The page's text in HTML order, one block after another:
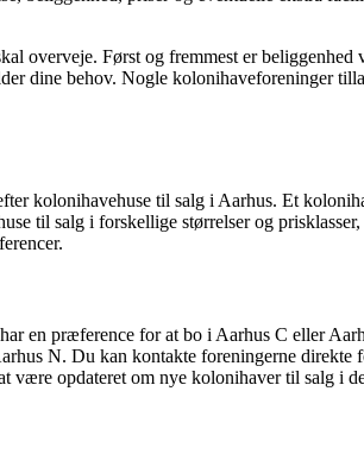
overveje. Først og fremmest er
dine behov. Nogle kolonihaveforeninger
kolonihavehuse til salg i Aarhus. Et
til salg i forskellige størrelser og
en præference for at bo i Aarhus C eller
N. Du kan kontakte foreningerne
opdateret om nye kolonihaver til salg i